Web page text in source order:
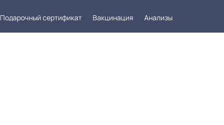
Подарочный сертификат Вакцинация Анализы